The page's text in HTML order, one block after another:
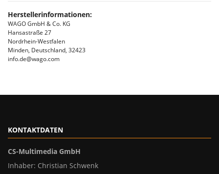
Herstellerinformationen:
WAGO GmbH & Co. KG
Hansastraße 27
Nordrhein-Westfalen
Minden, Deutschland, 32423
info.de@wago.com
KONTAKTDATEN
CS-Multimedia GmbH
Inhaber: Christian Schwenk